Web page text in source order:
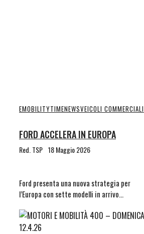
EMOBILITYTIMENEWSVEICOLI COMMERCIALI
FORD ACCELERA IN EUROPA
Red. TSP 18 Maggio 2026
Ford presenta una nuova strategia per
l’Europa con sette modelli in arrivo…